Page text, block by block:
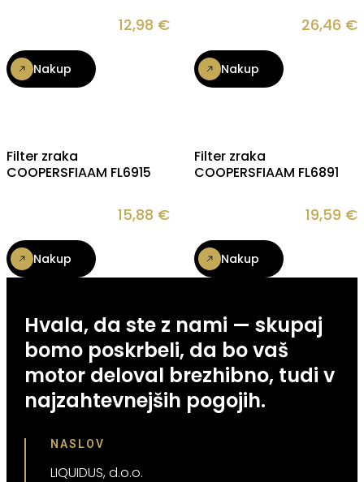
12,98 €
Nakup
26,46 €
Nakup
Filter zraka
COOPERSFIAAM FL6915
15,88 €
Nakup
Filter zraka
COOPERSFIAAM FL6891
19,59 €
Nakup
Hvala, da ste z nami — skupaj
bomo poskrbeli, da bo vaš
motor deloval brezhibno, tudi v
najzahtevnejših pogojih.
NASLOV
LIQUIDUS, d.o.o.